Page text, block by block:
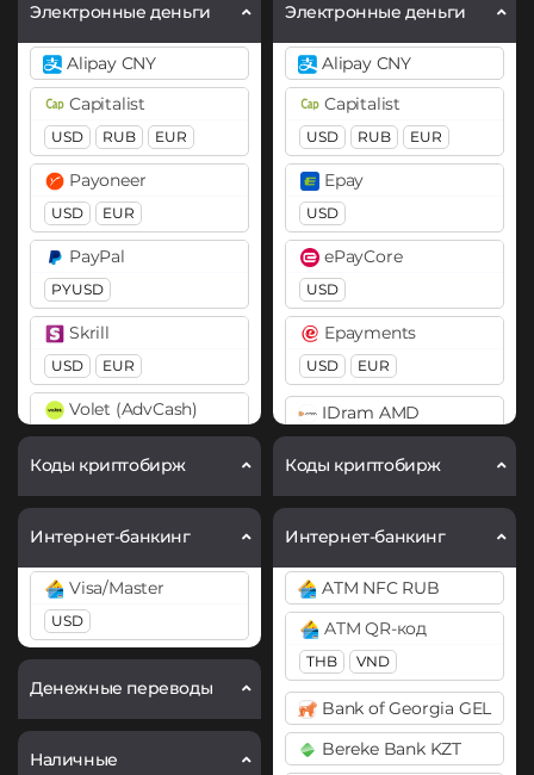
Bitcoin (BTC)
BTC BEP20
Bitcoin Cash (BCH)
Bitcoin SV (BSV)
Cardano (ADA)
Chainlink (LINK)
ERC20
Cosmos (ATOM)
DAI
ERC20
DASH
Dogecoin (DOGE)
Polkadot (DOT)
DOT
Электронные деньги
Alipay CNY
Capitalist
USD RUB EUR
Payoneer
USD EUR
PayPal
PYUSD
Skrill
USD EUR
Volet (AdvCash)
USD EUR
Коды криптобирж
Интернет-банкинг
Visa/Master
USD
Денежные переводы
Наличные
Binance Coin (BNB)
BEP20 BEP2
Bitcoin (BTC)
BTC BEP20
Lightning
OP
ARB
Bitcoin Cash (BCH)
Bitcoin SV (BSV)
BitTorrent (BTT)
Cardano (ADA)
Chainlink (LINK)
BEP20 ERC20
Chiliz (CHZ)
Compound (COMP)
Cronos (CRO)
Curve (CRV)
DAI
ERC20
DASH
Электронные деньги
Alipay CNY
Capitalist
USD RUB EUR
Epay
USD
ePayCore
USD
Epayments
USD EUR
IDram AMD
Mercado Pago ARS
MoneyGo
USD
Neteller
USD
NixMoney
USD
Payeer
Коды криптобирж
Интернет-банкинг
ATM NFC RUB
ATM QR-код
THB VND
Bank of Georgia GEL
Bereke Bank KZT